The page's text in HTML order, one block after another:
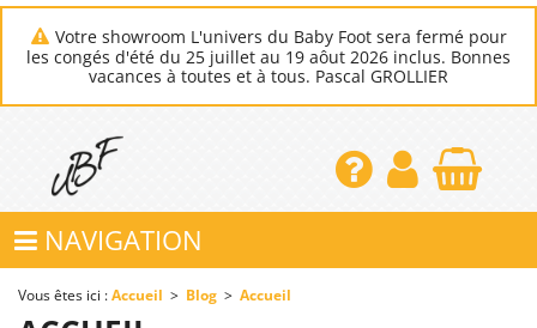
Votre showroom L'univers du Baby Foot sera fermé pour
les congés d'été du 25 juillet au 19 aôut 2026 inclus. Bonnes
vacances à toutes et à tous. Pascal GROLLIER
NAVIGATION
Vous êtes ici :Accueil > Blog > Accueil